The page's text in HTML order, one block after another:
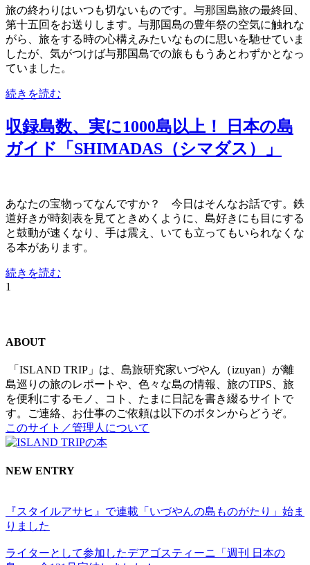
旅の終わりはいつも切ないものです。与那国島旅の最終回、
第十五回をお送りします。与那国島の豊年祭の空気に触れな
がら、旅をする時の心構えみたいなものに思いを馳せていま
したが、気がつけば与那国島での旅ももうあとわずかとなっ
ていました。
続きを読む
収録島数、実に1000島以上！ 日本の島
ガイド「SHIMADAS（シマダス）」
あなたの宝物ってなんですか？ 今日はそんなお話です。鉄
道好きが時刻表を見てときめくように、島好きにも目にする
と鼓動が速くなり、手は震え、いても立ってもいられなくな
る本があります。
続きを読む
1
ABOUT
「ISLAND TRIP」は、島旅研究家いづやん（izuyan）が離
島巡りの旅のレポートや、色々な島の情報、旅のTIPS、旅
を便利にするモノ、コト、たまに日記を書き綴るサイトで
す。ご連絡、お仕事のご依頼は以下のボタンからどうぞ。
このサイト／管理人について
NEW ENTRY
『スタイルアサヒ』で連載「いづやんの島ものがたり」始ま
りました
ライターとして参加したデアゴスティーニ「週刊 日本の